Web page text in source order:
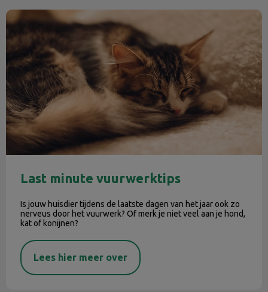
Last minute vuurwerktips
Last minute vuurwerktips
Is jouw huisdier tijdens de laatste dagen van het jaar ook zo
nerveus door het vuurwerk? Of merk je niet veel aan je hond,
kat of konijnen?
Lees hier meer over